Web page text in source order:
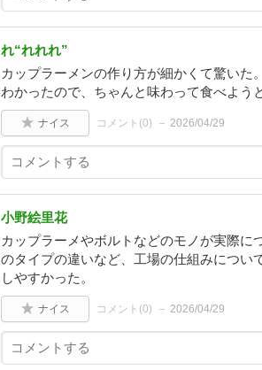
れ“れれれ”
カップラーメンの作り方が細かくて驚い
わかったので、ちゃんと味わって食べよう
ナイス コメント(0) 2026/04/29
小野絵里花
カップラーメやボルトなどのモノが実際
のタイプの違いなど、工場の仕組みについ
しやすかった。
ナイス コメント(0) 2026/04/29